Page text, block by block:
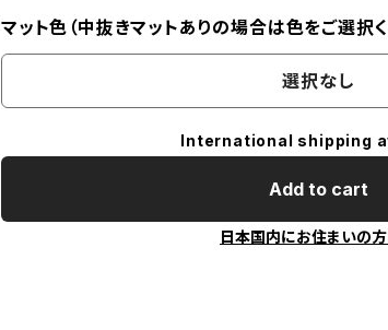
マット色（中抜きマットありの場合は色をご選択く
選択なし
International shipping
Add to cart
日本国内にお住まいの